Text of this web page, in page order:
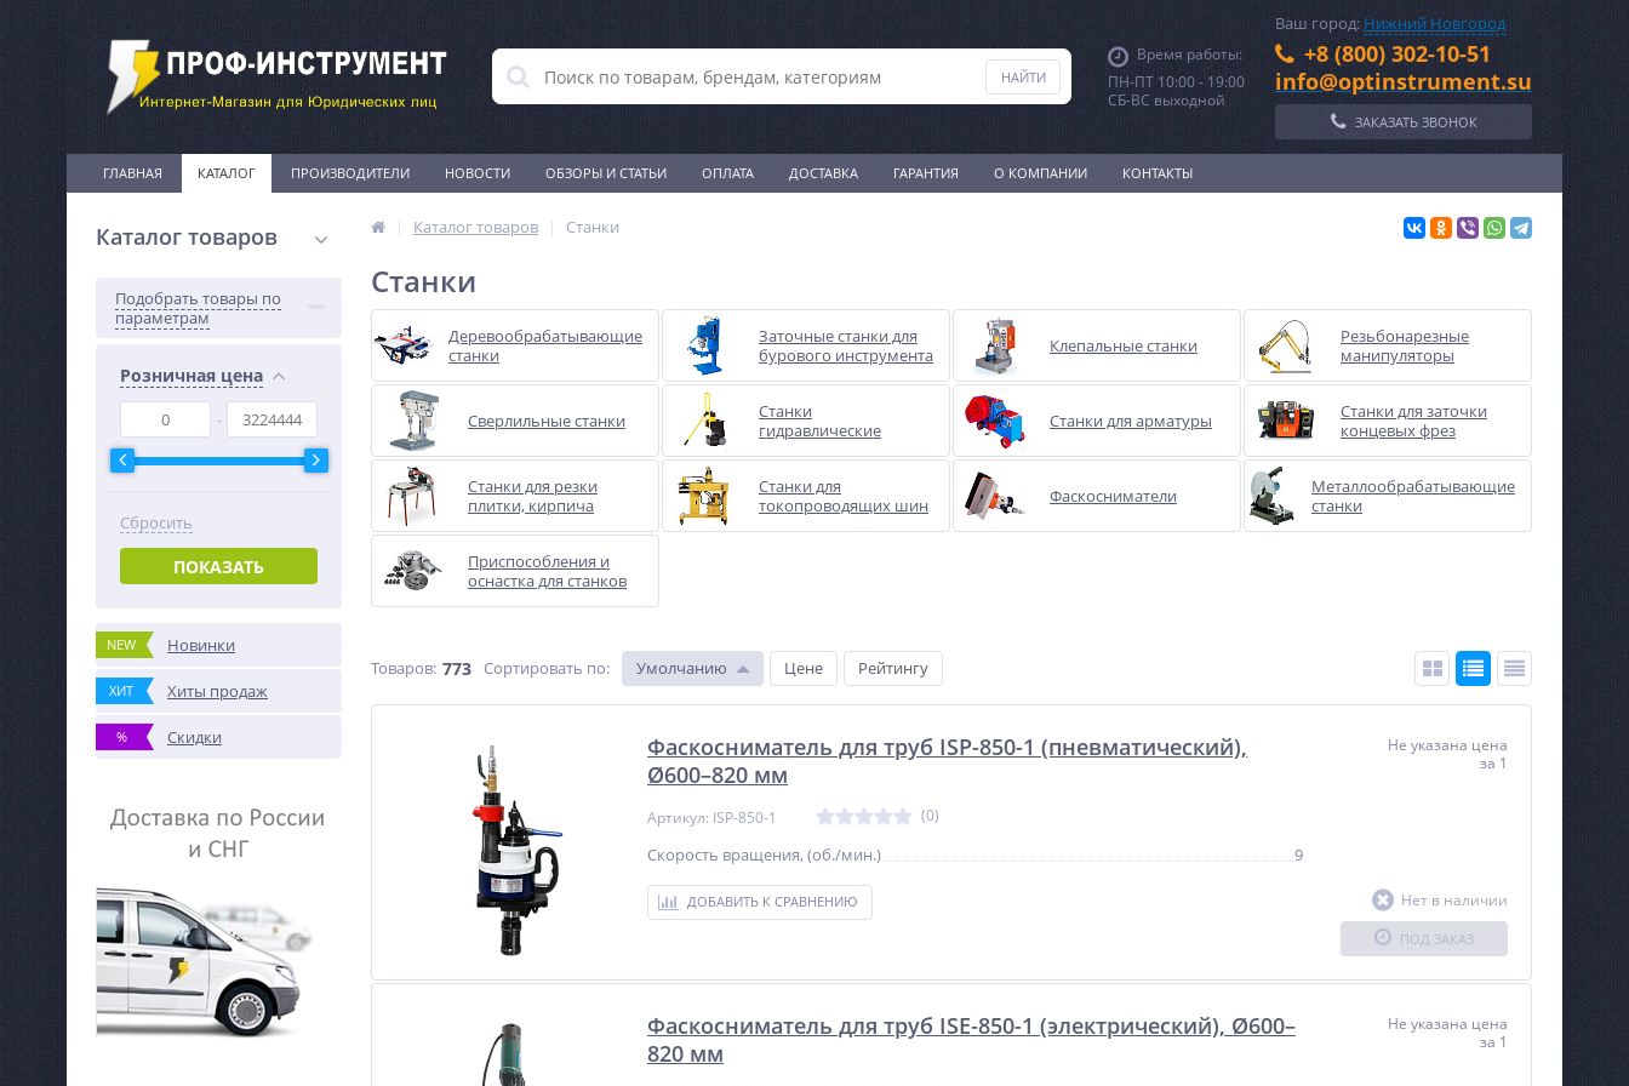
Время работы:
ПН-ПТ 10:00 - 19:00
СБ-ВС выходной
Ваш город: Нижний Новгород
+8 (800) 302-10-51
info@optinstrument.su
ЗАКАЗАТЬ ЗВОНОК
ГЛАВНАЯ КАТАЛОГ ПРОИЗВОДИТЕЛИ НОВОСТИ ОБЗОРЫ И СТАТЬИ ОПЛАТА ДОСТАВКА ГАРАНТИЯ О КОМПАНИИ КОНТАКТЫ
Каталог товаров
Подобрать товары по
параметрам
Розничная цена
Сбросить
ПОКАЗАТЬ
NEW Новинки
ХИТ Хиты продаж
% Скидки
Каталог товаров Станки
Станки
Деревообрабатывающие
станки
Заточные станки для
бурового инструмента
Клепальные станки
Резьбонарезные
манипуляторы
Сверлильные станки
Станки
гидравлические
Станки для арматуры
Станки для заточки
концевых фрез
Станки для резки
плитки, кирпича
Станки для
токопроводящих шин
Фаскосниматели
Металлообрабатывающие
станки
Приспособления и
оснастка для станков
Товаров: 773 Сортировать по: Умолчанию Цене Рейтингу
Фаскосниматель для труб ISP-850-1 (пневматический),
Ø600–820 мм
Артикул: ISP-850-1 (0)
Скорость вращения, (об./мин.) 9
ДОБАВИТЬ К СРАВНЕНИЮ
Не указана цена
за 1
Нет в наличии
ПОД ЗАКАЗ
Фаскосниматель для труб ISE-850-1 (электрический), Ø600–
820 мм
Не указана цена
за 1